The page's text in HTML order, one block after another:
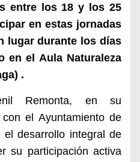
entre los 18 y los 25
en estas jornadas
lugar durante los días
en el Aula Naturaleza
.
Remonta, en su
el Ayuntamiento de
el desarrollo integral de
su participación activa